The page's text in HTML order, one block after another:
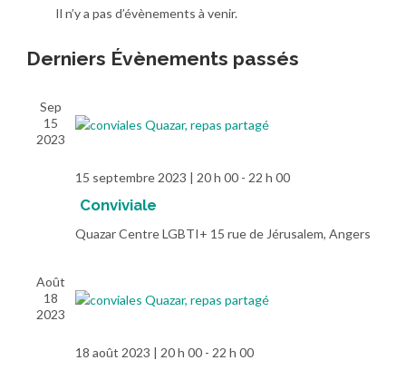
Il n’y a pas d’évènements à venir.
Derniers Évènements passés
Sep
15
2023
15 septembre 2023 | 20 h 00 - 22 h 00
Conviviale
Quazar Centre LGBTI+ 15 rue de Jérusalem, Angers
Août
18
2023
18 août 2023 | 20 h 00 - 22 h 00